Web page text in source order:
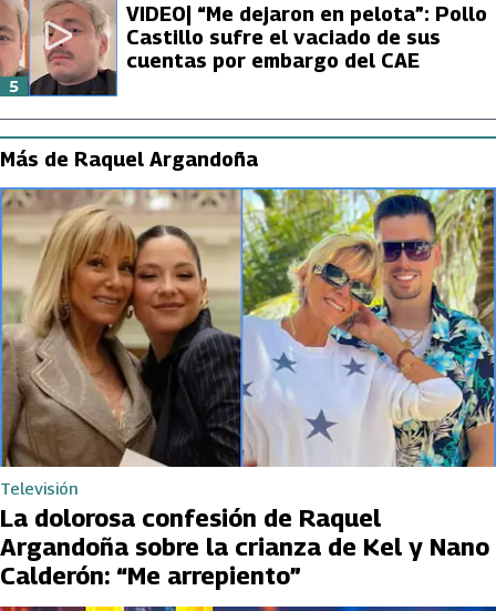
VIDEO| “Me dejaron en pelota”: Pollo
Castillo sufre el vaciado de sus
cuentas por embargo del CAE
5
Más de Raquel Argandoña
Televisión
La dolorosa confesión de Raquel
Argandoña sobre la crianza de Kel y Nano
Calderón: “Me arrepiento”